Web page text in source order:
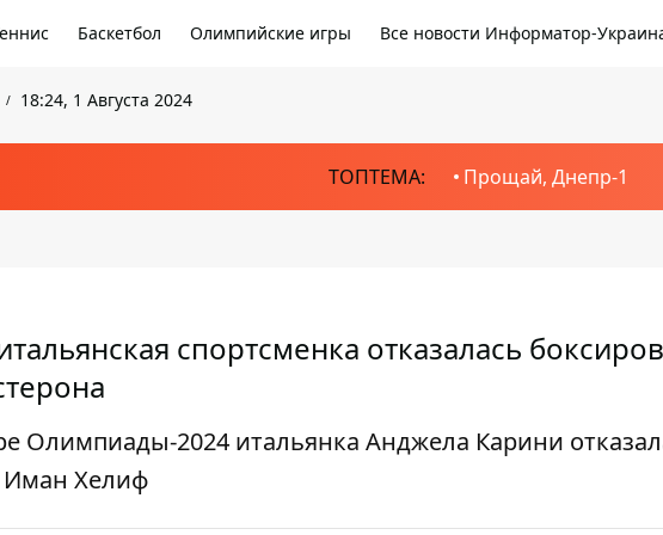
Баскетбол Олимпийские игры Все новости Информатор-
18:24, 1 Августа 2024
ТОПТЕМА: Прощай, Днепр-1
спортсменка отказалась
Олимпиады-2024 итальянка Анджела Карини
Иман Хелиф